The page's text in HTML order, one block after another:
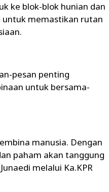
ke blok-blok hunian dan
untuk memastikan rutan
pesan penting
untuk bersama-
manusia. Dengan
paham akan tanggung
melalui Ka.KPR